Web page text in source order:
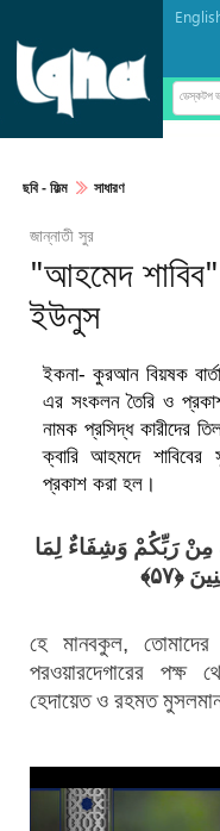
ডেস্কটপ
ছবি‎ - ফিল্ম সাধারণ
জান্নাতী সুর
"আহমেদ
ইউনুস
ইকনা- কুরআন বিয়ষক
এর সংকলন তৈরি ও
নামক প্রসিদ্ধ কারীদের
ক্বারি আহমদে
প্রকাশ করা হল।
مِنْ رَبِّكُمْ وَشِفَاءٌ لِمَا
হে মানবকুল, তোমাদের
পরওয়ারদেগারের পক্ষ
হেদায়েত ও রহমত